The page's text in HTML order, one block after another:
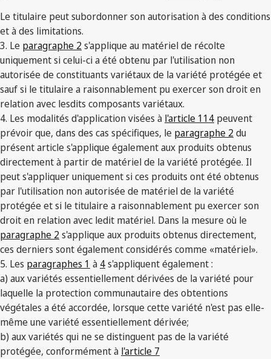
Le titulaire peut subordonner son autorisation à des conditions
et à des limitations.
3. Le paragraphe 2s'applique au matériel de récolte
uniquement si celui-ci a été obtenu par l'utilisation non
autorisée de constituants variétaux de la variété protégée et
sauf si le titulaire a raisonnablement pu exercer son droit en
relation avec lesdits composants variétaux.
4. Les modalités d'application visées à l'article 114 peuvent
prévoir que, dans des cas spécifiques, le paragraphe 2du
présent article s'applique également aux produits obtenus
directement à partir de matériel de la variété protégée. Il
peut s'appliquer uniquement si ces produits ont été obtenus
par l'utilisation non autorisée de matériel de la variété
protégée et si le titulaire a raisonnablement pu exercer son
droit en relation avec ledit matériel. Dans la mesure où le
paragraphe 2s'applique aux produits obtenus directement,
ces derniers sont également considérés comme «matériel».
5. Les paragraphes 1 à 4s'appliquent également :
a) aux variétés essentiellement dérivées de la variété pour
laquelle la protection communautaire des obtentions
végétales a été accordée, lorsque cette variété n'est pas elle-
même une variété essentiellement dérivée;
b) aux variétés qui ne se distinguent pas de la variété
protégée, conformément à l'article 7